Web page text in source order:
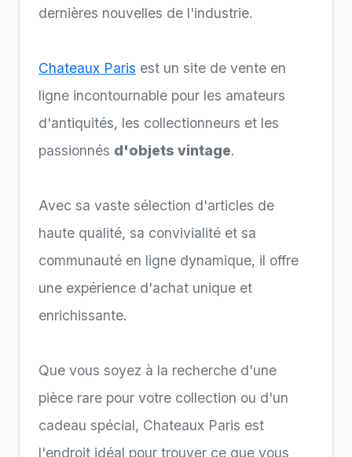
dernières nouvelles de l'industrie.
Chateaux Paris est un site de vente en
ligne incontournable pour les amateurs
d'antiquités, les collectionneurs et les
passionnés d'objets vintage.
Avec sa vaste sélection d'articles de
haute qualité, sa convivialité et sa
communauté en ligne dynamique, il offre
une expérience d'achat unique et
enrichissante.
Que vous soyez à la recherche d'une
pièce rare pour votre collection ou d'un
cadeau spécial, Chateaux Paris est
l'endroit idéal pour trouver ce que vous